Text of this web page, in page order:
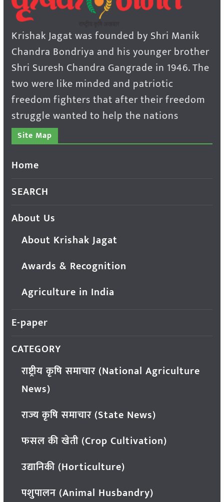
Krishak Jagat was founded by Shri Manik
Chandra Bondriya and his younger brother
Shri Suresh Chandra Gangrade in 1946. The
two were like minded and patriotic
freedom fighters that after their freedom
struggle wanted to help the nations
Site Map
Home
SEARCH
About Us
About Krishak Jagat
Awards & Recognition
Agriculture in India
E-paper
CATEGORY
राष्ट्रीय कृषि समाचार (National Agriculture
News)
राज्य कृषि समाचार (State News)
फसल की खेती (Crop Cultivation)
उद्यानिकी (Horticulture)
पशुपालन (Animal Husbandry)